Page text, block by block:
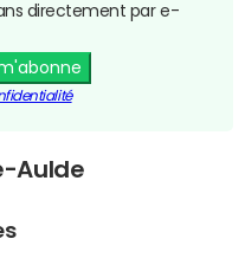
directement par e-
Aulde